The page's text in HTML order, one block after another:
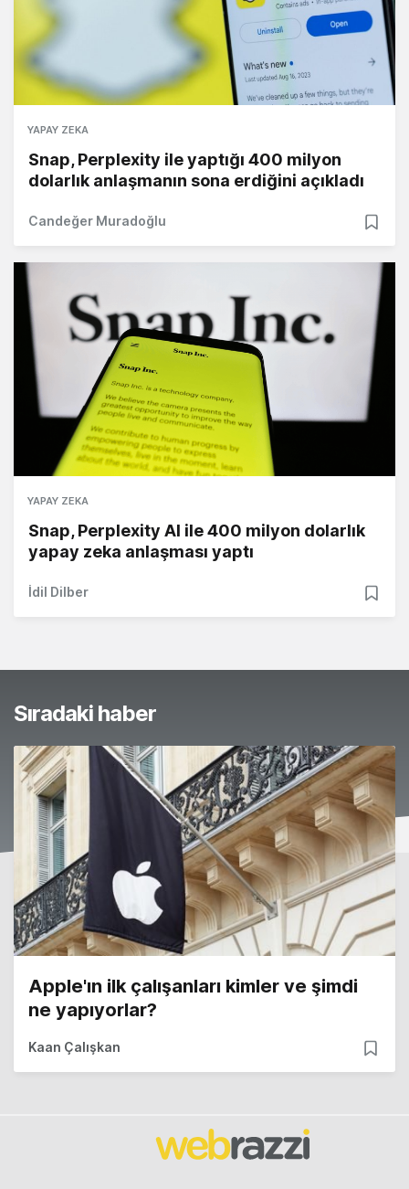
YAPAY ZEKA
Snap, Perplexity ile yaptığı 400 milyon
dolarlık anlaşmanın sona erdiğini açıkladı
Candeğer Muradoğlu
YAPAY ZEKA
Snap, Perplexity AI ile 400 milyon dolarlık
yapay zeka anlaşması yaptı
İdil Dilber
Sıradaki haber
Apple'ın ilk çalışanları kimler ve şimdi
ne yapıyorlar?
Kaan Çalışkan